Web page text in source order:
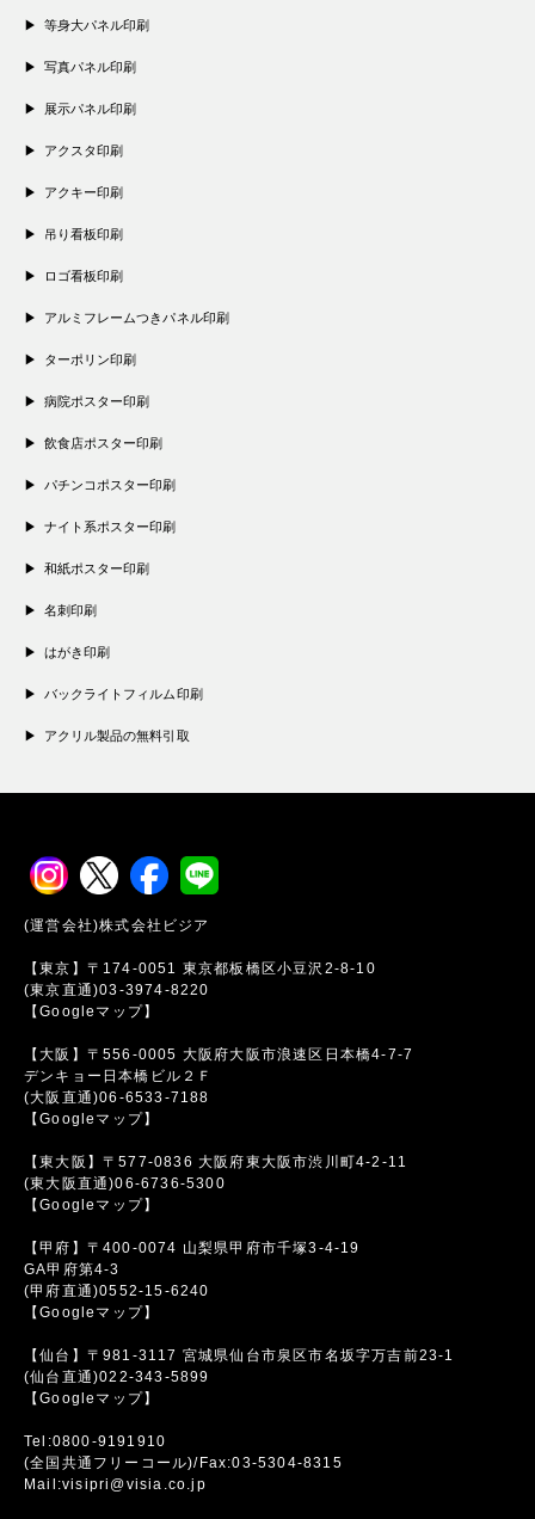
等身大パネル印刷
写真パネル印刷
展示パネル印刷
アクスタ印刷
アクキー印刷
吊り看板印刷
ロゴ看板印刷
アルミフレームつきパネル印刷
ターポリン印刷
病院ポスター印刷
飲食店ポスター印刷
パチンコポスター印刷
ナイト系ポスター印刷
和紙ポスター印刷
名刺印刷
はがき印刷
バックライトフィルム印刷
アクリル製品の無料引取
(運営会社)株式会社ビジア
【東京】〒174-0051 東京都板橋区小豆沢2-8-10
(東京直通)03-3974-8220
【Googleマップ】
【大阪】〒556-0005 大阪府大阪市浪速区日本橋4-7-7
デンキョー日本橋ビル２Ｆ
(大阪直通)06-6533-7188
【Googleマップ】
【東大阪】〒577-0836 大阪府東大阪市渋川町4-2-11
(東大阪直通)06-6736-5300
【Googleマップ】
【甲府】〒400-0074 山梨県甲府市千塚3-4-19
GA甲府第4-3
(甲府直通)0552-15-6240
【Googleマップ】
【仙台】〒981-3117 宮城県仙台市泉区市名坂字万吉前23-1
(仙台直通)022-343-5899
【Googleマップ】
Tel:0800-9191910
(全国共通フリーコール)/Fax:03-5304-8315
Mail:visipri@visia.co.jp